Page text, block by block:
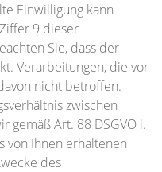
Einwilligung kann
9 dieser
Sie, dass der
Verarbeitungen, die vor
nicht betroffen.
zwischen
gemäß Art. 88 DSGVO i.
von Ihnen erhaltenen
des